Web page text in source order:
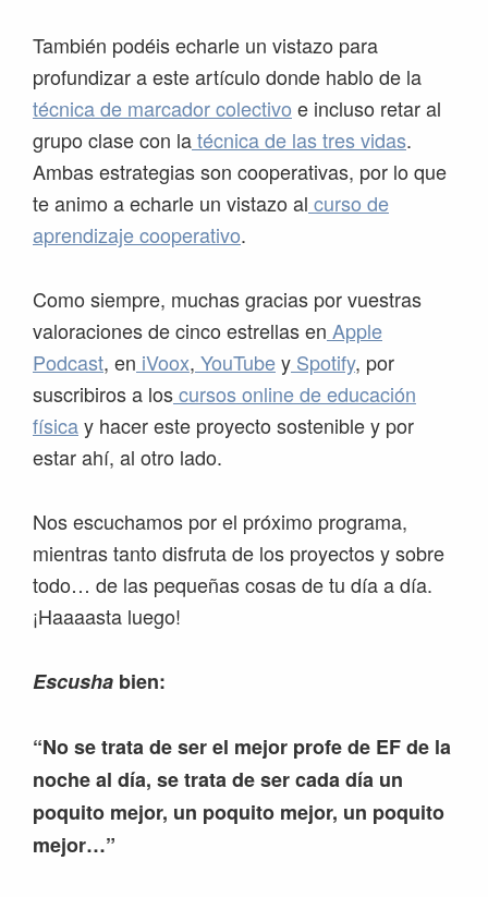
También podéis echarle un vistazo para
profundizar a este artículo donde hablo de la
técnica de marcador colectivo e incluso retar al
grupo clase con latécnica de las tres vidas.
Ambas estrategias son cooperativas, por lo que
te animo a echarle un vistazo al curso de
aprendizaje cooperativo.
Como siempre, muchas gracias por vuestras
valoraciones de cinco estrellas en Apple
Podcast, en iVoox, YouTubey Spotify, por
suscribiros a loscursos online de educación
físicay hacer este proyecto sostenible y por
estar ahí, al otro lado.
Nos escuchamos por el próximo programa,
mientras tanto disfruta de los proyectos y sobre
todo… de las pequeñas cosas de tu día a día.
¡Haaaasta luego!
Escusha bien:
“No se trata de ser el mejor profe de EF de la
noche al día, se trata de ser cada día un
poquito mejor, un poquito mejor, un poquito
mejor…”